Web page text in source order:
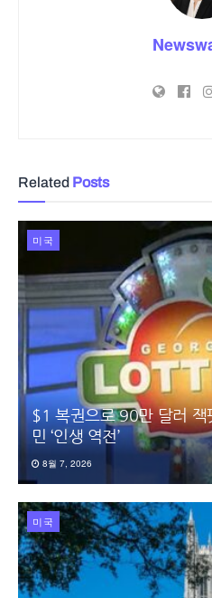
Related Posts
미국
$1 복권으로 90만 달러
민 ‘인생 역전’
8월 7, 2026
미국